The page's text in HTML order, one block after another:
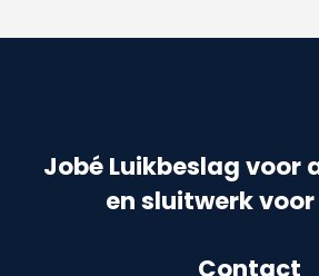
Jobé Luikbeslag voor
en sluitwerk
Contact